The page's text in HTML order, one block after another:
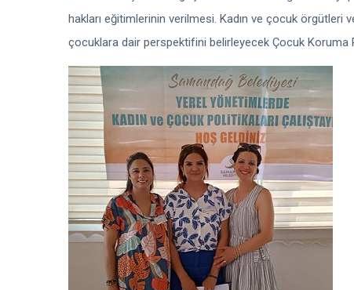
hakları eğitimlerinin verilmesi. Kadın ve çocuk
çocuklara dair perspektifini belirleyecek Çocuk Koruma